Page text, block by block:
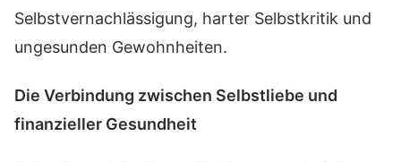
Selbstvernachlässigung, harter Selbstkritik und
ungesunden Gewohnheiten.
Die Verbindung zwischen Selbstliebe und
finanzieller Gesundheit